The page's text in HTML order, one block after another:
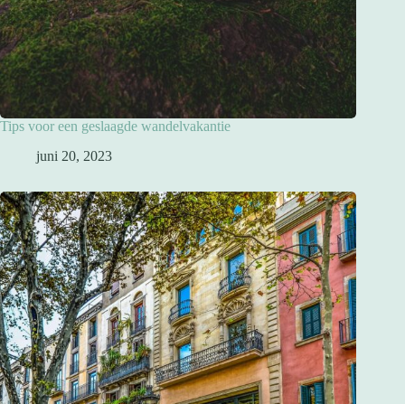
Tips voor een geslaagde wandelvakantie
juni 20, 2023